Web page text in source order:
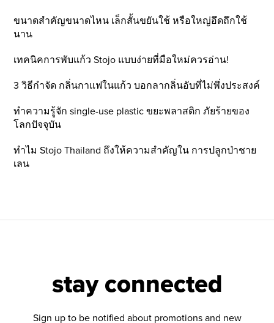
ขนาดสำคัญขนาดไหน เล็กสั้นขยันใช้ หรือใหญ่อึดถึกใช้
นาน
เทคนิคการพับแก้ว Stojo แบบง่ายที่มือใหม่ควรอ่าน!
3 วิธีกำจัด กลิ่นกาแฟในแก้ว บอกลากลิ่นอับที่ไม่พึ่งประสงค์
ทำความรู้จัก single-use plastic ขยะพลาสติก ภัยร้ายของ
โลกปัจจุบัน
ทำไม Stojo Thailand ถึงให้ความสำคัญใน การปลูกป่าชาย
เลน
stay connected
Sign up to be notified about promotions and new